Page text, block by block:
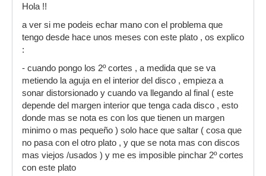
Hola !!
a ver si me podeis echar mano con el problema que
tengo desde hace unos meses con este plato , os explico
:
- cuando pongo los 2º cortes , a medida que se va
metiendo la aguja en el interior del disco , empieza a
sonar distorsionado y cuando va llegando al final ( este
depende del margen interior que tenga cada disco , esto
donde mas se nota es con los que tienen un margen
minimo o mas pequeño ) solo hace que saltar ( cosa que
no pasa con el otro plato , y que se nota mas con discos
mas viejos /usados ) y me es imposible pinchar 2º cortes
con este plato